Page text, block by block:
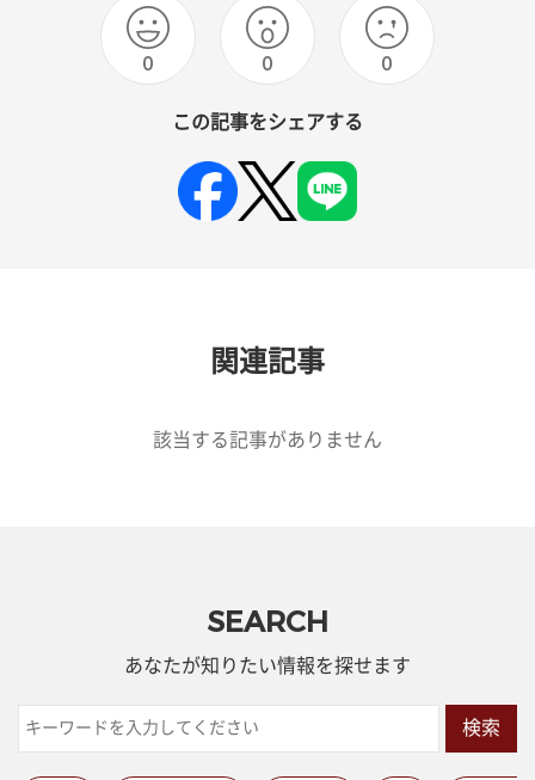
0 0 0
この記事をシェアする
関連記事
該当する記事がありません
SEARCH
あなたが知りたい情報を探せます
検索